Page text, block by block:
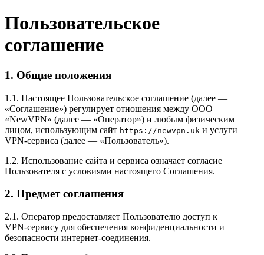
Пользовательское
соглашение
1. Общие положения
1.1. Настоящее Пользовательское соглашение (далее —
«Соглашение») регулирует отношения между ООО
«NewVPN» (далее — «Оператор») и любым физическим
лицом, использующим сайт https://newvpn.uk и услуги
VPN‑сервиса (далее — «Пользователь»).
1.2. Использование сайта и сервиса означает согласие
Пользователя с условиями настоящего Соглашения.
2. Предмет соглашения
2.1. Оператор предоставляет Пользователю доступ к
VPN‑сервису для обеспечения конфиденциальности и
безопасности интернет‑соединения.